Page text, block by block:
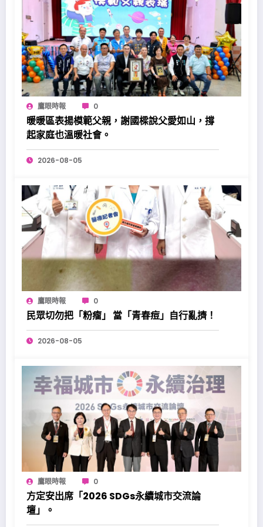
鷹眼時報 0
暖暖區表揚模範父親，謝國樑說父愛如山，撐
起家庭也溫暖社會。
2026-08-05
鷹眼時報 0
民眾切勿把「粉瘤」 當「青春痘」自行亂擠！
2026-08-05
鷹眼時報 0
方定安出席「2026 SDGs永續城市交流論
壇」。